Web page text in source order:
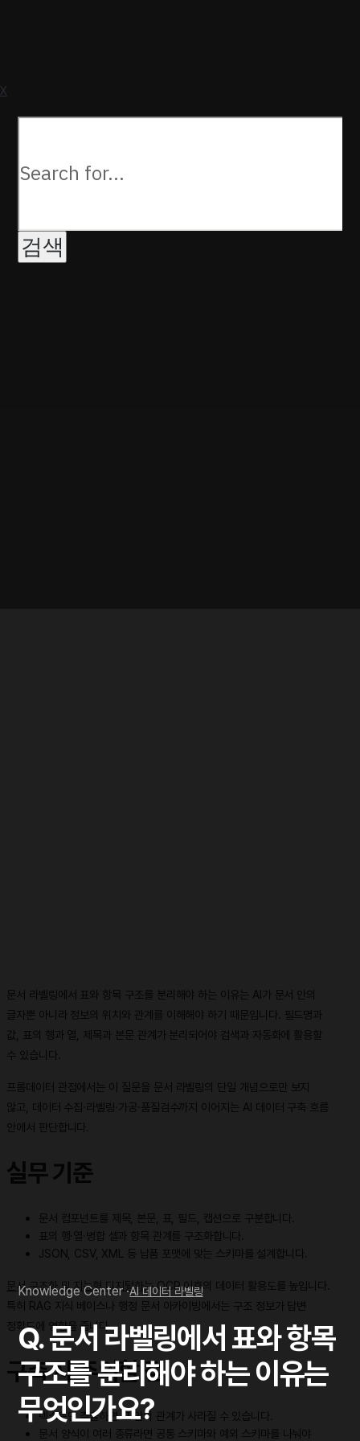
Knowledge Center ·AI 데이터 라벨링
Q. 문서 라벨링에서 표와 항목
구조를 분리해야 하는 이유는
무엇인가요?
문서 라벨링에서 표와 항목 구조를 분리해야 하는 이유는 AI가 문서 안의
글자뿐 아니라 정보의 위치와 관계를 이해해야 하기 때문입니다. 필드명과
값, 표의 행과 열, 제목과 본문 관계가 분리되어야 검색과 자동화에 활용할
수 있습니다.
프롬데이터 관점에서는 이 질문을 문서 라벨링의 단일 개념으로만 보지
않고, 데이터 수집·라벨링·가공·품질검수까지 이어지는 AI 데이터 구축 흐름
안에서 판단합니다.
실무 기준
문서 컴포넌트를 제목, 본문, 표, 필드, 캡션으로 구분합니다.
표의 행·열·병합 셀과 항목 관계를 구조화합니다.
JSON, CSV, XML 등 납품 포맷에 맞는 스키마를 설계합니다.
문서 구조화 및 지능형 디지털화는 OCR 이후의 데이터 활용도를 높입니다.
특히 RAG 지식 베이스나 행정 문서 아카이빙에서는 구조 정보가 답변
정확도에 영향을 줍니다.
구축 시 주의할 점
텍스트만 추출하면 표 안의 관계가 사라질 수 있습니다.
문서 양식이 여러 종류라면 공통 스키마와 예외 스키마를 나눠야
X
다음을